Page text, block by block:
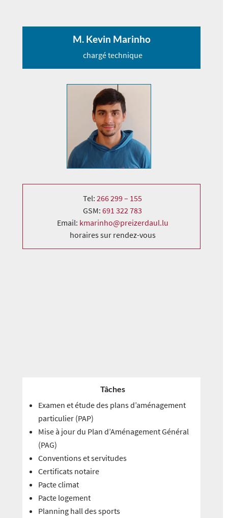
M. Kevin Marinho
chargé technique
Tel:266 299 – 155
GSM:691 322 783
Email: kmarinho@preizerdaul.lu
horaires sur rendez-vous
Tâches
Examen et étude des plans d’aménagement
particulier (PAP)
Mise à jour du Plan d’Aménagement Général
(PAG)
Conventions et servitudes
Certificats notaire
Pacte climat
Pacte logement
Planning hall des sports